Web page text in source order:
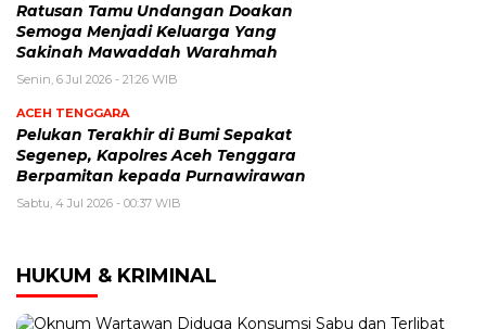
Ratusan Tamu Undangan Doakan
Semoga Menjadi Keluarga Yang
Sakinah Mawaddah Warahmah
Senin, 6 Jul 2026 - 21:26 WIB
ACEH TENGGARA
Pelukan Terakhir di Bumi Sepakat
Segenep, Kapolres Aceh Tenggara
Berpamitan kepada Purnawirawan
Sabtu, 4 Jul 2026 - 00:37 WIB
HUKUM & KRIMINAL